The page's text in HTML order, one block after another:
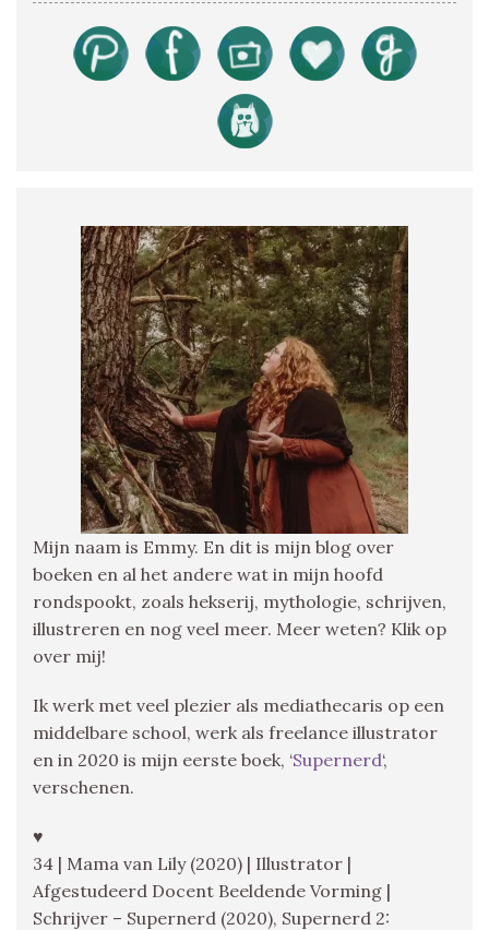
Mijn naam is Emmy. En dit is mijn blog over
boeken en al het andere wat in mijn hoofd
rondspookt, zoals hekserij, mythologie, schrijven,
illustreren en nog veel meer. Meer weten? Klik op
over mij!
Ik werk met veel plezier als mediathecaris op een
middelbare school, werk als freelance illustrator
en in 2020 is mijn eerste boek, ‘Supernerd‘,
verschenen.
♥
34 | Mama van Lily (2020) | Illustrator |
Afgestudeerd Docent Beeldende Vorming |
Schrijver – Supernerd (2020), Supernerd 2: